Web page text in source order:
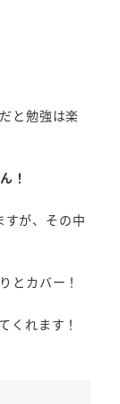
と勉強は楽
！
すが、その中
とカバー！
くれます！